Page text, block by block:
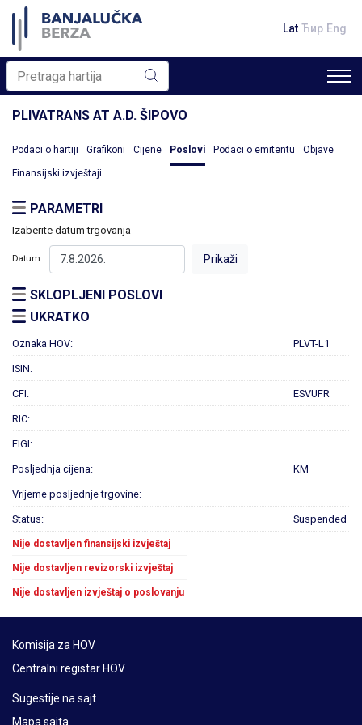
Lat Ћир Eng
PLIVATRANS AT A.D. ŠIPOVO
Podaci o hartiji Grafikoni Cijene Poslovi Podaci o emitentu Objave
Finansijski izvještaji
PARAMETRI
Izaberite datum trgovanja
Datum:
SKLOPLJENI POSLOVI
UKRATKO
Oznaka HOV: PLVT-L1
ISIN:
CFI: ESVUFR
RIC:
FIGI:
Posljednja cijena: KM
Vrijeme posljednje trgovine:
Status: Suspended
Nije dostavljen finansijski izvještaj
Nije dostavljen revizorski izvještaj
Nije dostavljen izvještaj o poslovanju
Komisija za HOV
Centralni registar HOV
Sugestije na sajt
Mapa sajta